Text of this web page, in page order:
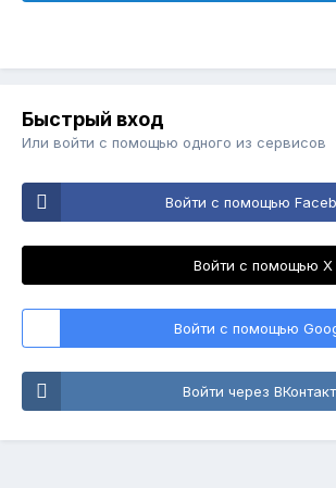
Быстрый вход
Или войти с помощью одного из сервисов
Войти с помощью
Войти с помощью X
Войти с помощью
Войти через